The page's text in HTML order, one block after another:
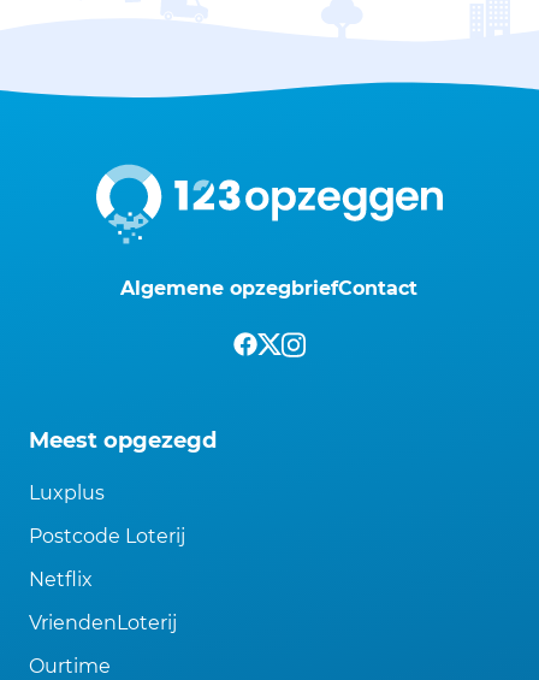
Algemene opzegbriefContact
Meest opgezegd
Luxplus
Postcode Loterij
Netflix
VriendenLoterij
Ourtime